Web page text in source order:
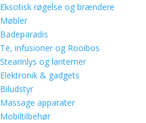
Eksotisk røgelse og brændere
Møbler
Badeparadis
Te, infusioner og Rooibos
Stearinlys og lanterner
Elektronik & gadgets
Biludstyr
Massage apparater
Mobiltilbehør